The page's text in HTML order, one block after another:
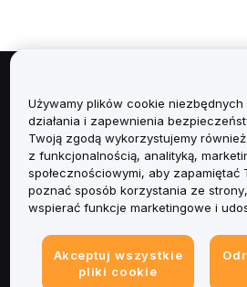
Informacje
Usługi
Obsługa Klienta
Informacje prawne
Używamy plików cookie niezbędnych
działania i zapewnienia
Twoją zgodą wykorzystujemy
z funkcjonalnością, analityką,
społecznościowymi, aby zapamiętać
poznać sposób korzystania ze
wspierać funkcje marketingowe i
Akceptuj wszystkie
pliki cookie